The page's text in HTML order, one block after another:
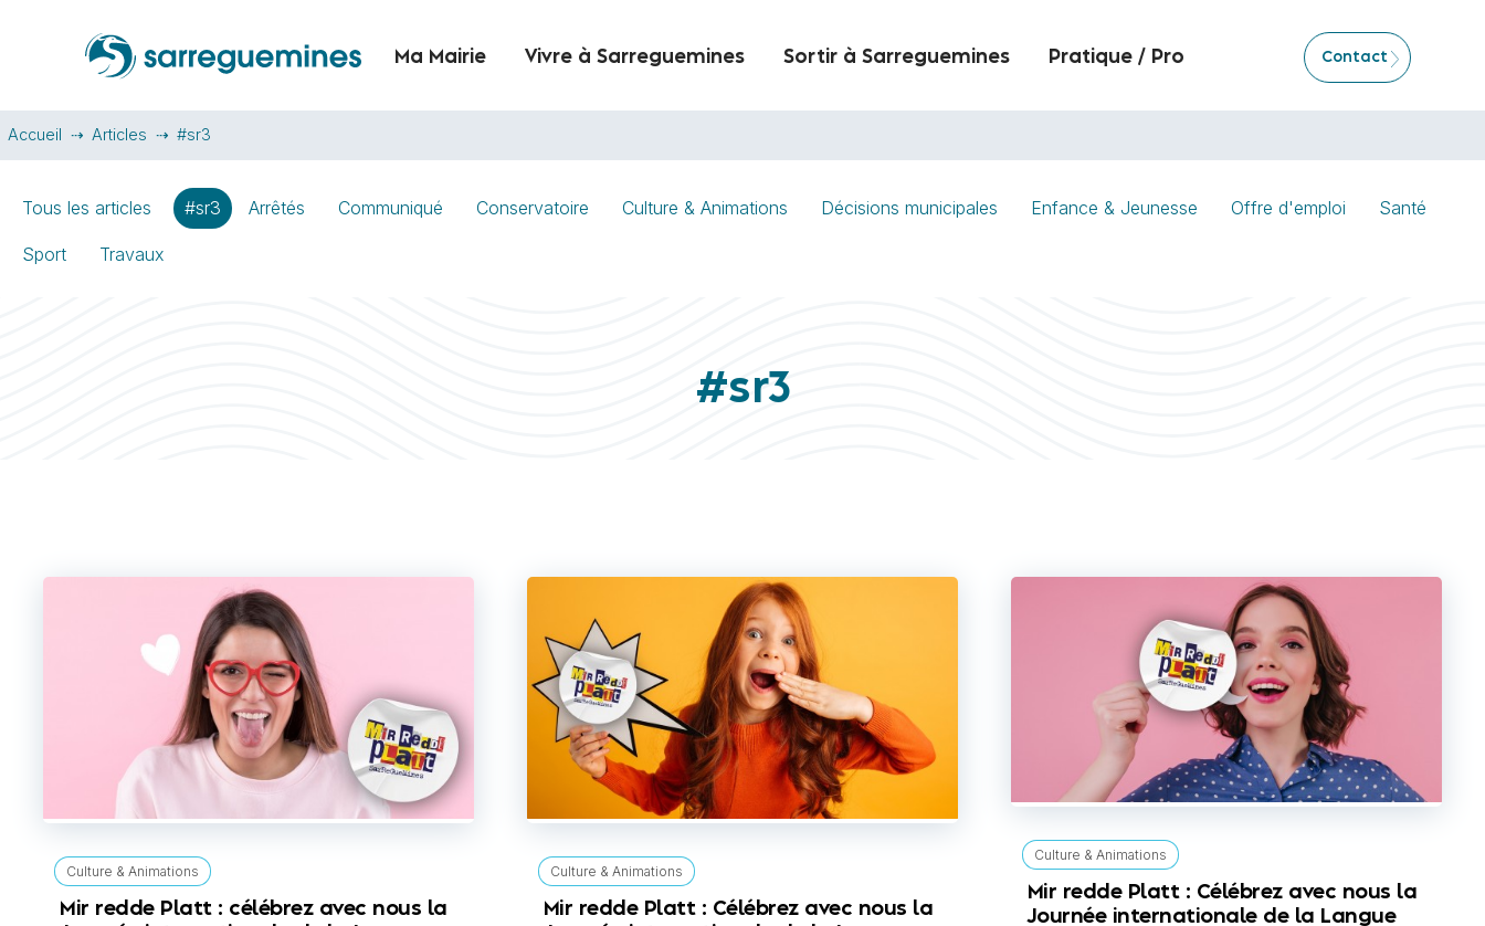
Ma Mairie Vivre à Sarreguemines Sortir à Sarreguemines Pratique / Pro Contact
Accueil Articles #sr3
Tous les articles #sr3 Arrêtés Communiqué Conservatoire Culture & Animations Décisions municipales Enfance & Jeunesse Offre d'emploi Santé
Sport Travaux
#sr3
Culture & Animations
Mir redde Platt : célébrez avec nous la
Culture & Animations
Mir redde Platt : Célébrez avec nous la
Culture & Animations
Mir redde Platt : Célébrez avec nous la
Journée internationale de la Langue